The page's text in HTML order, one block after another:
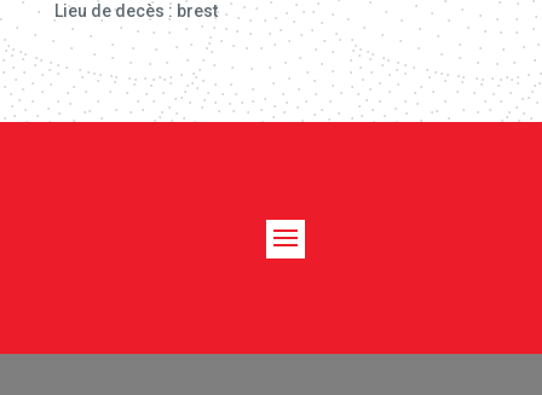
Lieu de decès : brest